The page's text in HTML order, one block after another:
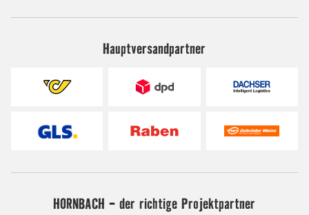
Hauptversandpartner
HORNBACH - der richtige Projektpartner